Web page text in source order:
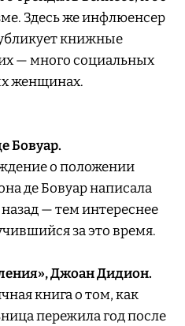
Здесь же инфлюенсер
книжные
— много социальных
женщинах.
Бовуар.
о положении
де Бовуар написала
— тем интереснее
за это время.
Джоан Дидион.
книга о том, как
пережила год после